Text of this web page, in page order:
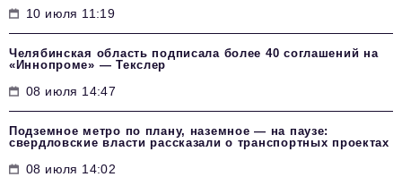
10 июля 11:19
Челябинская область подписала более 40 соглашений на
«Иннопроме» — Текслер
08 июля 14:47
Подземное метро по плану, наземное — на паузе:
свердловские власти рассказали о транспортных проектах
08 июля 14:02